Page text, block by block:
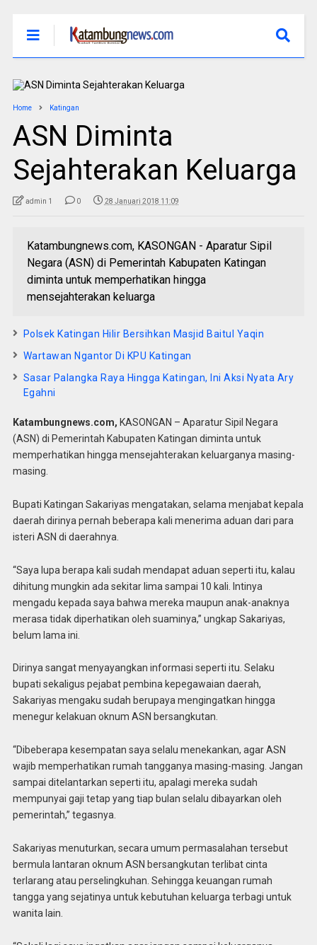
Home Katingan
ASN Diminta
Sejahterakan Keluarga
admin 1 0 28 Januari 2018 11:09
Katambungnews.com, KASONGAN - Aparatur Sipil
Negara (ASN) di Pemerintah Kabupaten Katingan
diminta untuk memperhatikan hingga
mensejahterakan keluarga
Polsek Katingan Hilir Bersihkan Masjid Baitul Yaqin
Wartawan Ngantor Di KPU Katingan
Sasar Palangka Raya Hingga Katingan, Ini Aksi Nyata Ary
Egahni
Katambungnews.com, KASONGAN – Aparatur Sipil Negara
(ASN) di Pemerintah Kabupaten Katingan diminta untuk
memperhatikan hingga mensejahterakan keluarganya masing-
masing.
Bupati Katingan Sakariyas mengatakan, selama menjabat kepala
daerah dirinya pernah beberapa kali menerima aduan dari para
isteri ASN di daerahnya.
“Saya lupa berapa kali sudah mendapat aduan seperti itu, kalau
dihitung mungkin ada sekitar lima sampai 10 kali. Intinya
mengadu kepada saya bahwa mereka maupun anak-anaknya
merasa tidak diperhatikan oleh suaminya,” ungkap Sakariyas,
belum lama ini.
Dirinya sangat menyayangkan informasi seperti itu. Selaku
bupati sekaligus pejabat pembina kepegawaian daerah,
Sakariyas mengaku sudah berupaya mengingatkan hingga
menegur kelakuan oknum ASN bersangkutan.
“Dibeberapa kesempatan saya selalu menekankan, agar ASN
wajib memperhatikan rumah tangganya masing-masing. Jangan
sampai ditelantarkan seperti itu, apalagi mereka sudah
mempunyai gaji tetap yang tiap bulan selalu dibayarkan oleh
pemerintah,” tegasnya.
Sakariyas menuturkan, secara umum permasalahan tersebut
bermula lantaran oknum ASN bersangkutan terlibat cinta
terlarang atau perselingkuhan. Sehingga keuangan rumah
tangga yang sejatinya untuk kebutuhan keluarga terbagi untuk
wanita lain.